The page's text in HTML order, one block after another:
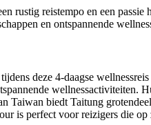
rustig reistempo en een
en ontspannende
deze 4-daagse
wellnessactiviteiten.
Taiwan biedt Taitung
is perfect voor reizigers die